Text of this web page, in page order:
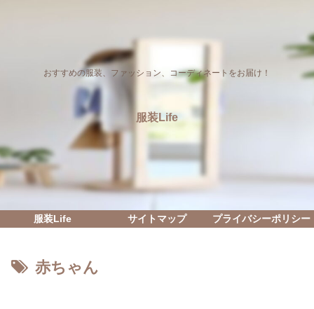
おすすめの服装、ファッション、コーディネートをお届け！
服装Life
服装Life サイトマップ プライバシーポリシー
赤ちゃん